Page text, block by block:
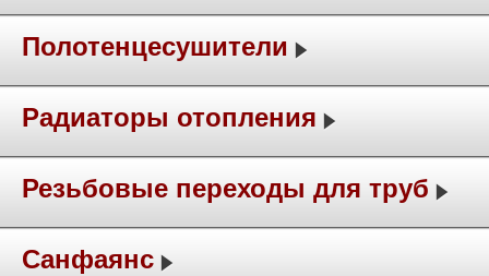
Полотенцесушители
Радиаторы отопления
Резьбовые переходы для труб
Санфаянс